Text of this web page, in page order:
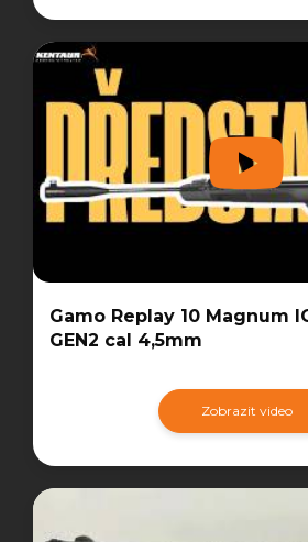
Gamo Replay 10 Magnum
GEN2 cal 4,5mm
Zobrazit video